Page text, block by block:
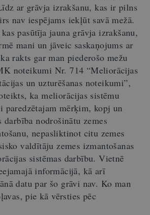
ar grāvja izrakšanu, kas ir pilns
nav iespējams iekļūt savā mežā.
pasūtīja jauna grāvja izrakšanu,
mani un jāveic saskaņojums ar
rakts gar man piederošo mežu
noteikumi Nr. 714 “Meliorācijas
un uzturēšanas noteikumi”,
ka meliorācijas sistēmu
paredzētajam mērķim, kopj un
darbība nodrošinātu zemes
nepasliktinot citu zemes
valdītāju zemes izmantošanas
sistēmas darbību. Vietnē
informācijā, kā arī
datu par šo grāvi nav. Ko man
pie kā vērsties pēc